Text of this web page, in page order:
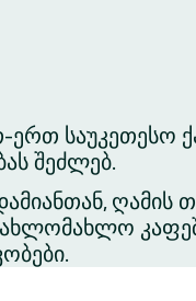
ერთ
შეძლებ.